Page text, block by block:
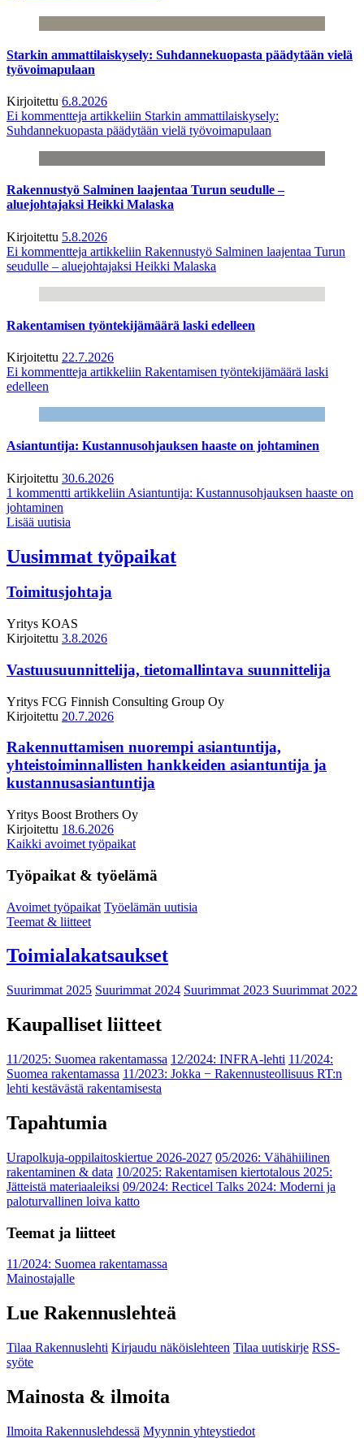
Starkin ammattilaiskysely: Suhdannekuopasta päädytään vielä
työvoimapulaan
Kirjoitettu 6.8.2026
Ei kommentteja artikkeliin Starkin ammattilaiskysely:
Suhdannekuopasta päädytään vielä työvoimapulaan
Rakennustyö Salminen laajentaa Turun seudulle –
aluejohtajaksi Heikki Malaska
Kirjoitettu 5.8.2026
Ei kommentteja artikkeliin Rakennustyö Salminen laajentaa Turun
seudulle – aluejohtajaksi Heikki Malaska
Rakentamisen työntekijämäärä laski edelleen
Kirjoitettu 22.7.2026
Ei kommentteja artikkeliin Rakentamisen työntekijämäärä laski
edelleen
Asiantuntija: Kustannusohjauksen haaste on johtaminen
Kirjoitettu 30.6.2026
1 kommentti artikkeliin Asiantuntija: Kustannusohjauksen haaste on
johtaminen
Lisää uutisia
Uusimmat työpaikat
Toimitusjohtaja
Yritys KOAS
Kirjoitettu 3.8.2026
Vastuusuunnittelija, tietomallintava suunnittelija
Yritys FCG Finnish Consulting Group Oy
Kirjoitettu 20.7.2026
Rakennuttamisen nuorempi asiantuntija,
yhteistoiminnallisten hankkeiden asiantuntija ja
kustannusasiantuntija
Yritys Boost Brothers Oy
Kirjoitettu 18.6.2026
Kaikki avoimet työpaikat
Työpaikat & työelämä
Avoimet työpaikat Työelämän uutisia
Teemat & liitteet
Toimialakatsaukset
Suurimmat 2025 Suurimmat 2024 Suurimmat 2023 Suurimmat 2022
Kaupalliset liitteet
11/2025: Suomea rakentamassa 12/2024: INFRA-lehti 11/2024:
Suomea rakentamassa 11/2023: Jokka − Rakennusteollisuus RT:n
lehti kestävästä rakentamisesta
Tapahtumia
Urapolkuja-oppilaitoskiertue 2026-2027 05/2026: Vähähiilinen
rakentaminen & data 10/2025: Rakentamisen kiertotalous 2025:
Jätteistä materiaaleiksi 09/2024: Recticel Talks 2024: Moderni ja
paloturvallinen loiva katto
Teemat ja liitteet
11/2024: Suomea rakentamassa
Mainostajalle
Lue Rakennuslehteä
Tilaa Rakennuslehti Kirjaudu näköislehteen Tilaa uutiskirje RSS-
syöte
Mainosta & ilmoita
Ilmoita Rakennuslehdessä Myynnin yhteystiedot